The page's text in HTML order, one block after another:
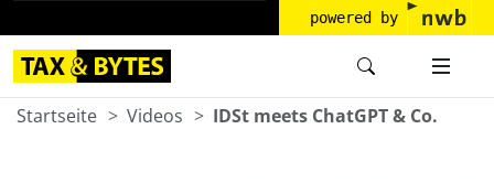
powered by
Startseite Videos IDSt meets ChatGPT & Co.